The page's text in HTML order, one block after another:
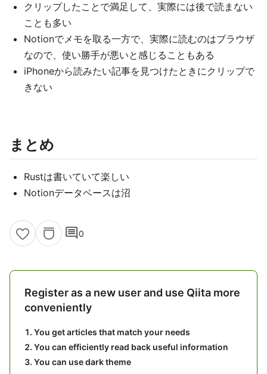
クリップしたことで満足して、実際には後で読まない
ことも多い
Notionでメモを取る一方で、実際に読むのはブラウザ
なので、使い勝手が悪いと感じることもある
iPhoneから読みたい記事を見つけたときにクリップで
きない
まとめ
Rustは書いていて楽しい
Notionデータベースは沼
comment0
Register as a new user and use Qiita more
conveniently
You get articles that match your needs
You can efficiently read back useful information
You can use dark theme